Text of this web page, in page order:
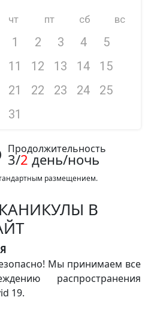
чт пт сб вс
1 2 3 4
5
11 12 13 14
15
21 22 23 24
25
31
Продолжительность
3/2день/ночь
размещением.
В
Мы принимаем все
распространения
19.